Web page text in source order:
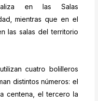
en las Salas
mientras que en el
las salas del territorio
cuatro bolilleros
distintos números: el
centena, el tercero la